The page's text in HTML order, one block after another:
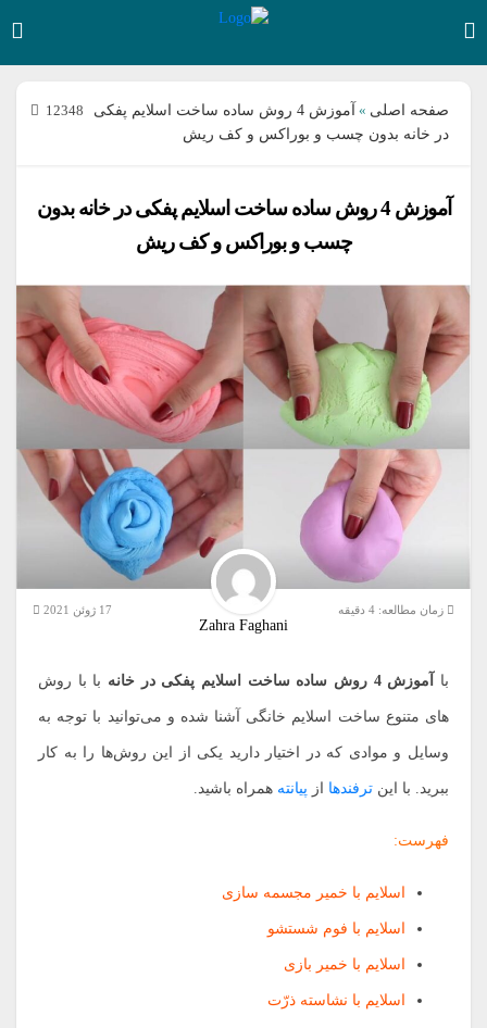
صفحه اصلی »
آموزش 4 روش ساده ساخت اسلایم پفکی
در خانه بدون چسب و بوراکس و کف ریش
12348
آموزش 4 روش ساده ساخت اسلایم پفکی در خانه بدون
چسب و بوراکس و کف ریش
Zahra Faghani
زمان مطالعه: 4 دقیقه 17 ژوئن 2021
با آموزش 4 روش ساده ساخت اسلایم پفکی در خانه با با روش
های متنوع ساخت اسلایم خانگی آشنا شده و می‌توانید با توجه به
وسایل و موادی که در اختیار دارید یکی از این روش‌ها را به کار
ببرید. با این ترفندها از پیانته همراه باشید.
فهرست:
اسلایم با خمیر مجسمه سازی
اسلایم با فوم شستشو
اسلایم با خمیر بازی
اسلایم با نشاسته ذرّت